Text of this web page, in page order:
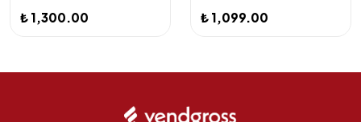
₺ 1,300.00 ₺ 1,099.00